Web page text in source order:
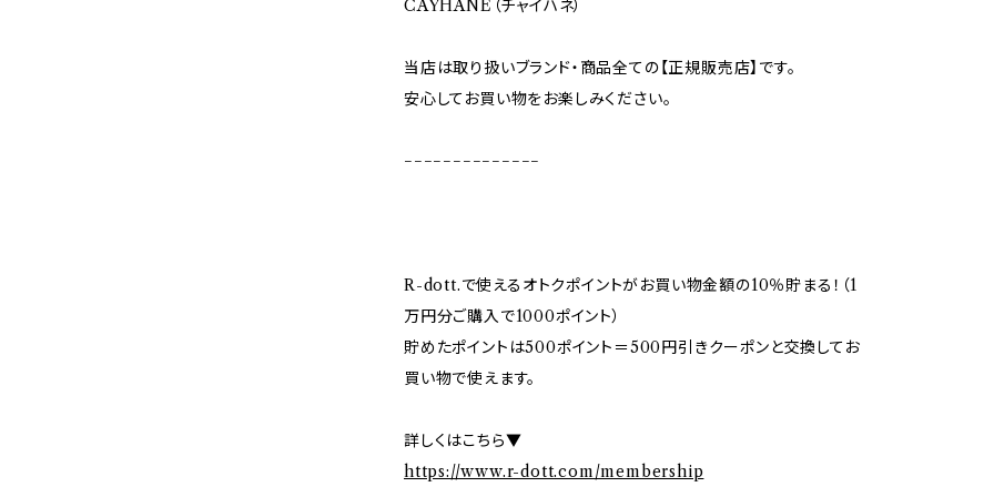
CAYHANE（チャイハネ）
当店は取り扱いブランド・商品全ての【正規販売店】です。
安心してお買い物をお楽しみください。
−−−−−−−−−−−−−−
R-dott.で使えるオトクポイントがお買い物金額の10％貯まる！（1
万円分ご購入で1000ポイント）
貯めたポイントは500ポイント＝500円引きクーポンと交換してお
買い物で使えます。
詳しくはこちら▼
https://www.r-dott.com/membership